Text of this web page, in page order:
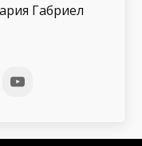
Габриел